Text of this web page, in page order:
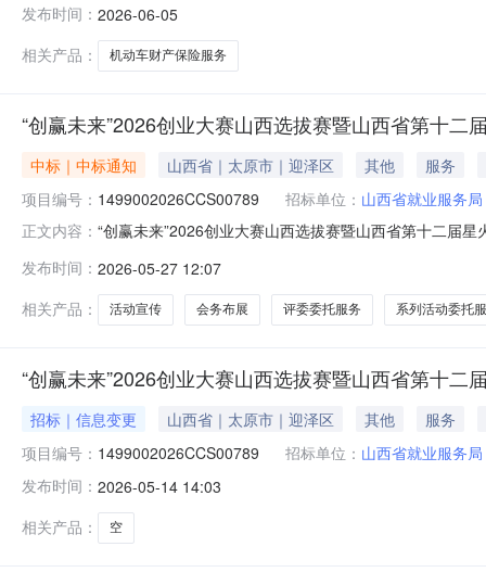
（乙方）：【中国人寿财产保险股份有限公司太原市中
发布时间： 2026-06-05
相关产品：
机动车财产保险服务
“创赢未来”2026创业大赛山西选拔赛暨山西省第十二
中标｜中标通知 山西省｜太原市｜迎泽区 其他
服务
项目编号： 1499002026CCS00789 招标单位： 山西省就业服务局
正文内容： “创赢未来”2026创业大赛山西选拔赛暨山西省第十二届
商地址中标（成交）金额评审总得分1山西研之路教育科
发布时间： 2026-05-27 12:07
相关产品：
活动宣传 会务布展 评委委托服务 系列活动委托
“创赢未来”2026创业大赛山西选拔赛暨山西省第十二
招标｜信息变更 山西省｜太原市｜迎泽区 其他
服务
项目编号： 1499002026CCS00789 招标单位： 山西省就业服务局
发布时间： 2026-05-14 14:03
相关产品：
空